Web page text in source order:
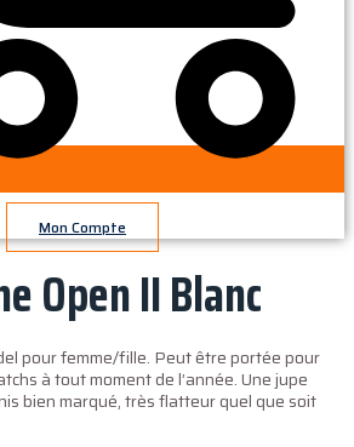
Mon Compte
Open II Blanc
pour femme/fille. Peut être portée pour
à tout moment de l’année. Une jupe
bien marqué, très flatteur quel que soit